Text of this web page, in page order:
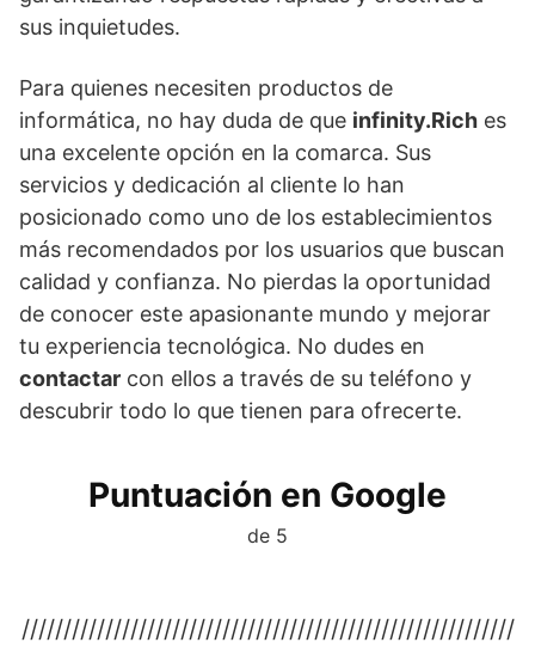
sus inquietudes.
Para quienes necesiten productos de
informática, no hay duda de que infinity.Rich es
una excelente opción en la comarca. Sus
servicios y dedicación al cliente lo han
posicionado como uno de los establecimientos
más recomendados por los usuarios que buscan
calidad y confianza. No pierdas la oportunidad
de conocer este apasionante mundo y mejorar
tu experiencia tecnológica. No dudes en
contactar con ellos a través de su teléfono y
descubrir todo lo que tienen para ofrecerte.
Puntuación en Google
de 5
///////////////////////////////////////////////////////////